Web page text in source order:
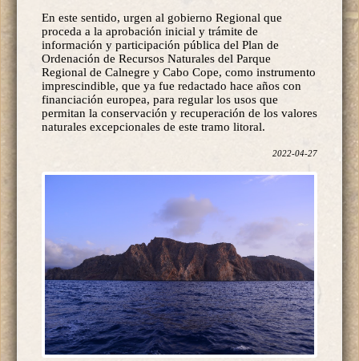
En este sentido, urgen al gobierno Regional que
proceda a la aprobación inicial y trámite de
información y participación pública del Plan de
Ordenación de Recursos Naturales del Parque
Regional de Calnegre y Cabo Cope, como instrumento
imprescindible, que ya fue redactado hace años con
financiación europea, para regular los usos que
permitan la conservación y recuperación de los valores
naturales excepcionales de este tramo litoral.
2022-04-27